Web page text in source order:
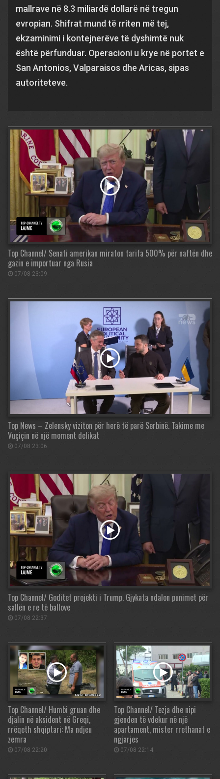
mallrave në 8.3 miliardë dollarë në tregun
evropian. Shifrat mund të rriten më tej,
ekzaminimi i kontejnerëve të dyshimtë nuk
është përfunduar. Operacioni u krye në portet e
San Antonios, Valparaisos dhe Aricas, sipas
autoriteteve.
Top Channel/ Senati amerikan miraton tarifa 500% për naftën dhe
gazin e importuar nga Rusia
07/08 23:09
Top News – Zelensky viziton për herë të parë Serbinë. Takime me
Vuçiçin në një moment delikat
07/08 23:06
Top Channel/ Goditet projekti i Trump. Gjykata ndalon punimet për
sallën e re të ballove
07/08 22:37
Top Channel/ Humbi gruan dhe
djalin në aksident në Greqi,
rrëqeth shqiptari: Ma ndjeu
zemra
07/08 22:20
Top Channel/ Tezja dhe nipi
gjenden të vdekur në një
apartament, mister rrethanat e
ngjarjes
07/08 22:14